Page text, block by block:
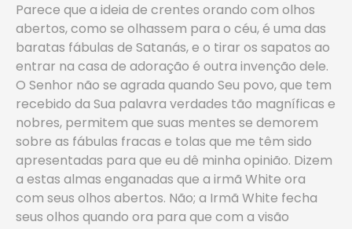
Parece que a ideia de crentes orando com olhos
abertos, como se olhassem para o céu, é uma das
baratas fábulas de Satanás, e o tirar os sapatos ao
entrar na casa de adoração é outra invenção dele.
O Senhor não se agrada quando Seu povo, que tem
recebido da Sua palavra verdades tão magníficas e
nobres, permitem que suas mentes se demorem
sobre as fábulas fracas e tolas que me têm sido
apresentadas para que eu dê minha opinião. Dizem
a estas almas enganadas que a irmã White ora
com seus olhos abertos. Não; a Irmã White fecha
seus olhos quando ora para que com a visão